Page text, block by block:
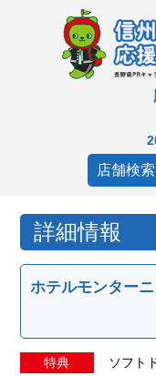
店舗検索
詳細情報
ホテルモンター
特典 ソフト